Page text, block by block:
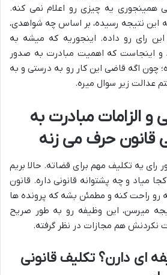
همینجوری یه چیزی رو اعلام نمی کنه.
این نتیجه رسیده، بر اساس چه شواهدی،
رای رو داده. اینجوریه که میشه به
و اینجاست که اهمیت مبادرت به صدور
چون اگه قاضی این کار رو به درستی و به
عدالت زیر سوال میره.
و الزامات مبادرت به
قانون حرف می زنه
رای یه تکلیف مهم برای قضاته. حالا بریم
میاد و چه پشتوانه قانونی داره. قانون
رو راحت کنه و مطمئن بشه که پرونده ها
میرسن، این وظیفه رو به طور صریح
نکردنش هم مجازات در نظر گرفته.
ای دارن؟ تکلیف قانونی